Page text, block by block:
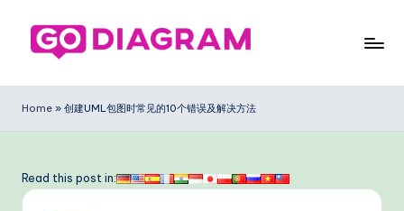
o
ia
g
Home » 创建UML包图时常见的10个错误及解决方法
Read this post in: